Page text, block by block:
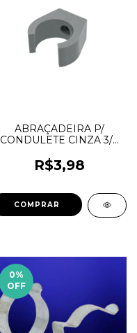
ABRAÇADEIRA P/
CONDULETE CINZA 3/4
R$3,98
0%
OFF